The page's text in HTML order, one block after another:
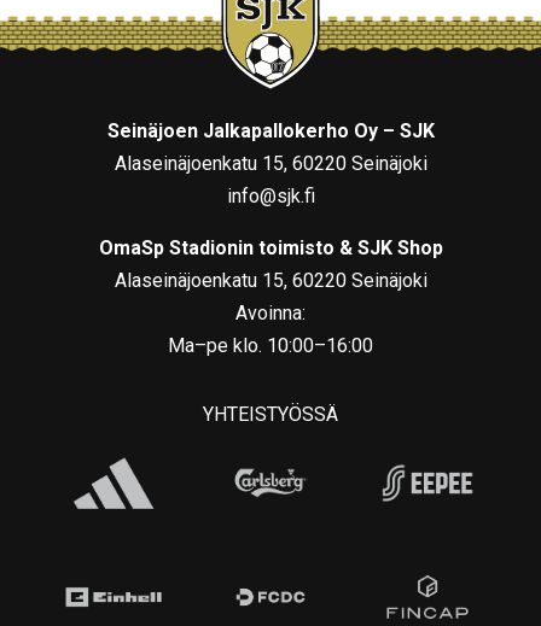
Seinäjoen Jalkapallokerho Oy – SJK
Alaseinäjoenkatu 15, 60220 Seinäjoki
info@sjk.fi
OmaSp Stadionin toimisto & SJK Shop
Alaseinäjoenkatu 15, 60220 Seinäjoki
Avoinna:
Ma–pe klo. 10:00–16:00
YHTEISTYÖSSÄ